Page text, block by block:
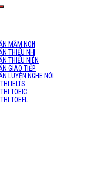
MẦM NON
THIẾU NHI
THIẾU NIÊN
GIAO TIẾP
LUYỆN NGHE NÓI
IELTS
TOEIC
TOEFL